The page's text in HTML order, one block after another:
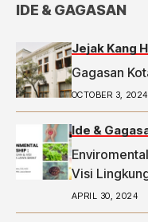
IDE & GAGASAN
Jejak Kang
Gagasan
OCTOBER 3, 2024
Ide &
Visi
APRIL 30, 2024